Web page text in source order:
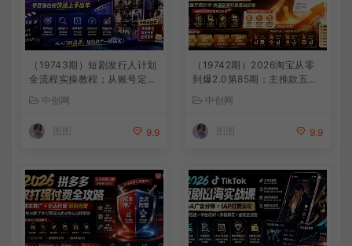
（19743期）短剧发行人计划
全流程实操教程；从账号定位
到选剧剪辑再到发布技巧，零
基础也能快速上手出单
中创网
9.9
（19742期）2026淘宝从零
到爆2.0第85期；主推款五项
高权重初始设置，改销量评晒
秒单快速破零积累基础权重
中创网
9.9